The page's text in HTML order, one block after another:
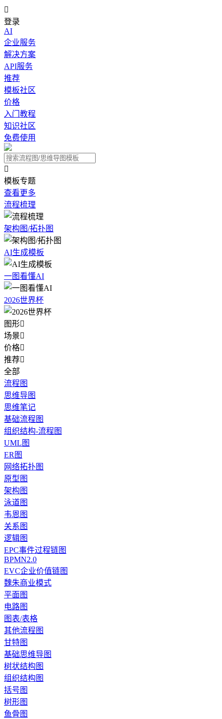

登录
AI
企业服务
解决方案
API服务
推荐
模板社区
价格
入门教程
知识社区
免费使用

模板专题
查看更多
流程梳理
架构图/拓扑图
AI生成模板
一图看懂AI
2026世界杯
图形
场景
价格
推荐
全部
流程图
思维导图
思维笔记
基础流程图
组织结构-流程图
UML图
ER图
网络拓扑图
原型图
架构图
泳道图
韦恩图
关系图
逻辑图
EPC事件过程链图
BPMN2.0
EVC企业价值链图
魏朱商业模式
平面图
电路图
图表/表格
其他流程图
甘特图
基础思维导图
树状结构图
组织结构图
括号图
树形图
鱼骨图